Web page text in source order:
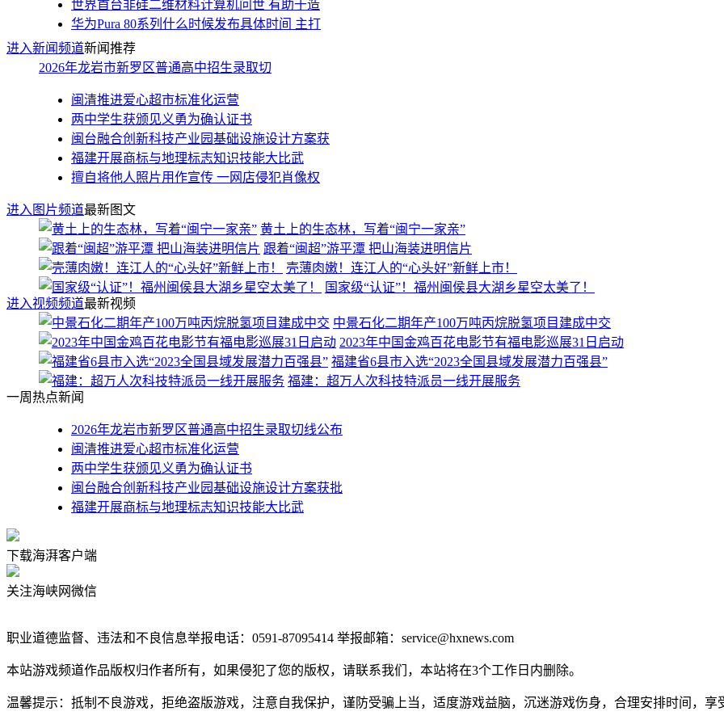
世界首台非硅二维材料计算机问世 有助于造
华为Pura 80系列什么时候发布具体时间 主打
进入新闻频道新闻推荐
2026年龙岩市新罗区普通高中招生录取切
闽清推进爱心超市标准化运营
两中学生获颁见义勇为确认证书
闽台融合创新科技产业园基础设施设计方案获
福建开展商标与地理标志知识技能大比武
擅自将他人照片用作宣传 一网店侵犯肖像权
进入图片频道最新图文
黄土上的生态林，写着“闽宁一家亲”
跟着“闽超”游平潭 把山海装进明信片
壳薄肉嫩！连江人的“心头好”新鲜上市！
国家级“认证”！福州闽侯县大湖乡星空太美了！
进入视频频道最新视频
中景石化二期年产100万吨丙烷脱氢项目建成中交
2023年中国金鸡百花电影节有福电影巡展31日启动
福建省6县市入选“2023全国县域发展潜力百强县”
福建：超万人次科技特派员一线开展服务
一周热点新闻
2026年龙岩市新罗区普通高中招生录取切线公布
闽清推进爱心超市标准化运营
两中学生获颁见义勇为确认证书
闽台融合创新科技产业园基础设施设计方案获批
福建开展商标与地理标志知识技能大比武
下载海湃客户端
关注海峡网微信
职业道德监督、违法和不良信息举报电话：0591-87095414 举报邮箱：service@hxnews.com
本站游戏频道作品版权归作者所有，如果侵犯了您的版权，请联系我们，本站将在3个工作日内删除。
温馨提示：抵制不良游戏，拒绝盗版游戏，注意自我保护，谨防受骗上当，适度游戏益脑，沉迷游戏伤身，合理安排时间，享